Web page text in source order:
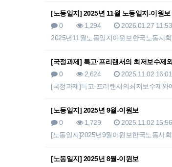
[노동일지] 2025년 11월 노동일지-이원보
0
1,294
2026.01.27 11:53
2025년11월노동일지이원보한국노동사
[국정과제] 특고·프리랜서의 최저보수제
0
2,624
2025.11.02 16:01
[국정과제]특고·프리랜서의최저보수제
[노동일지] 2025년 9월-이원보
0
1,729
2025.11.02 15:56
[노동일지]2025년9월이원보한국노동사
[노동일지] 2025년 8월-이원보